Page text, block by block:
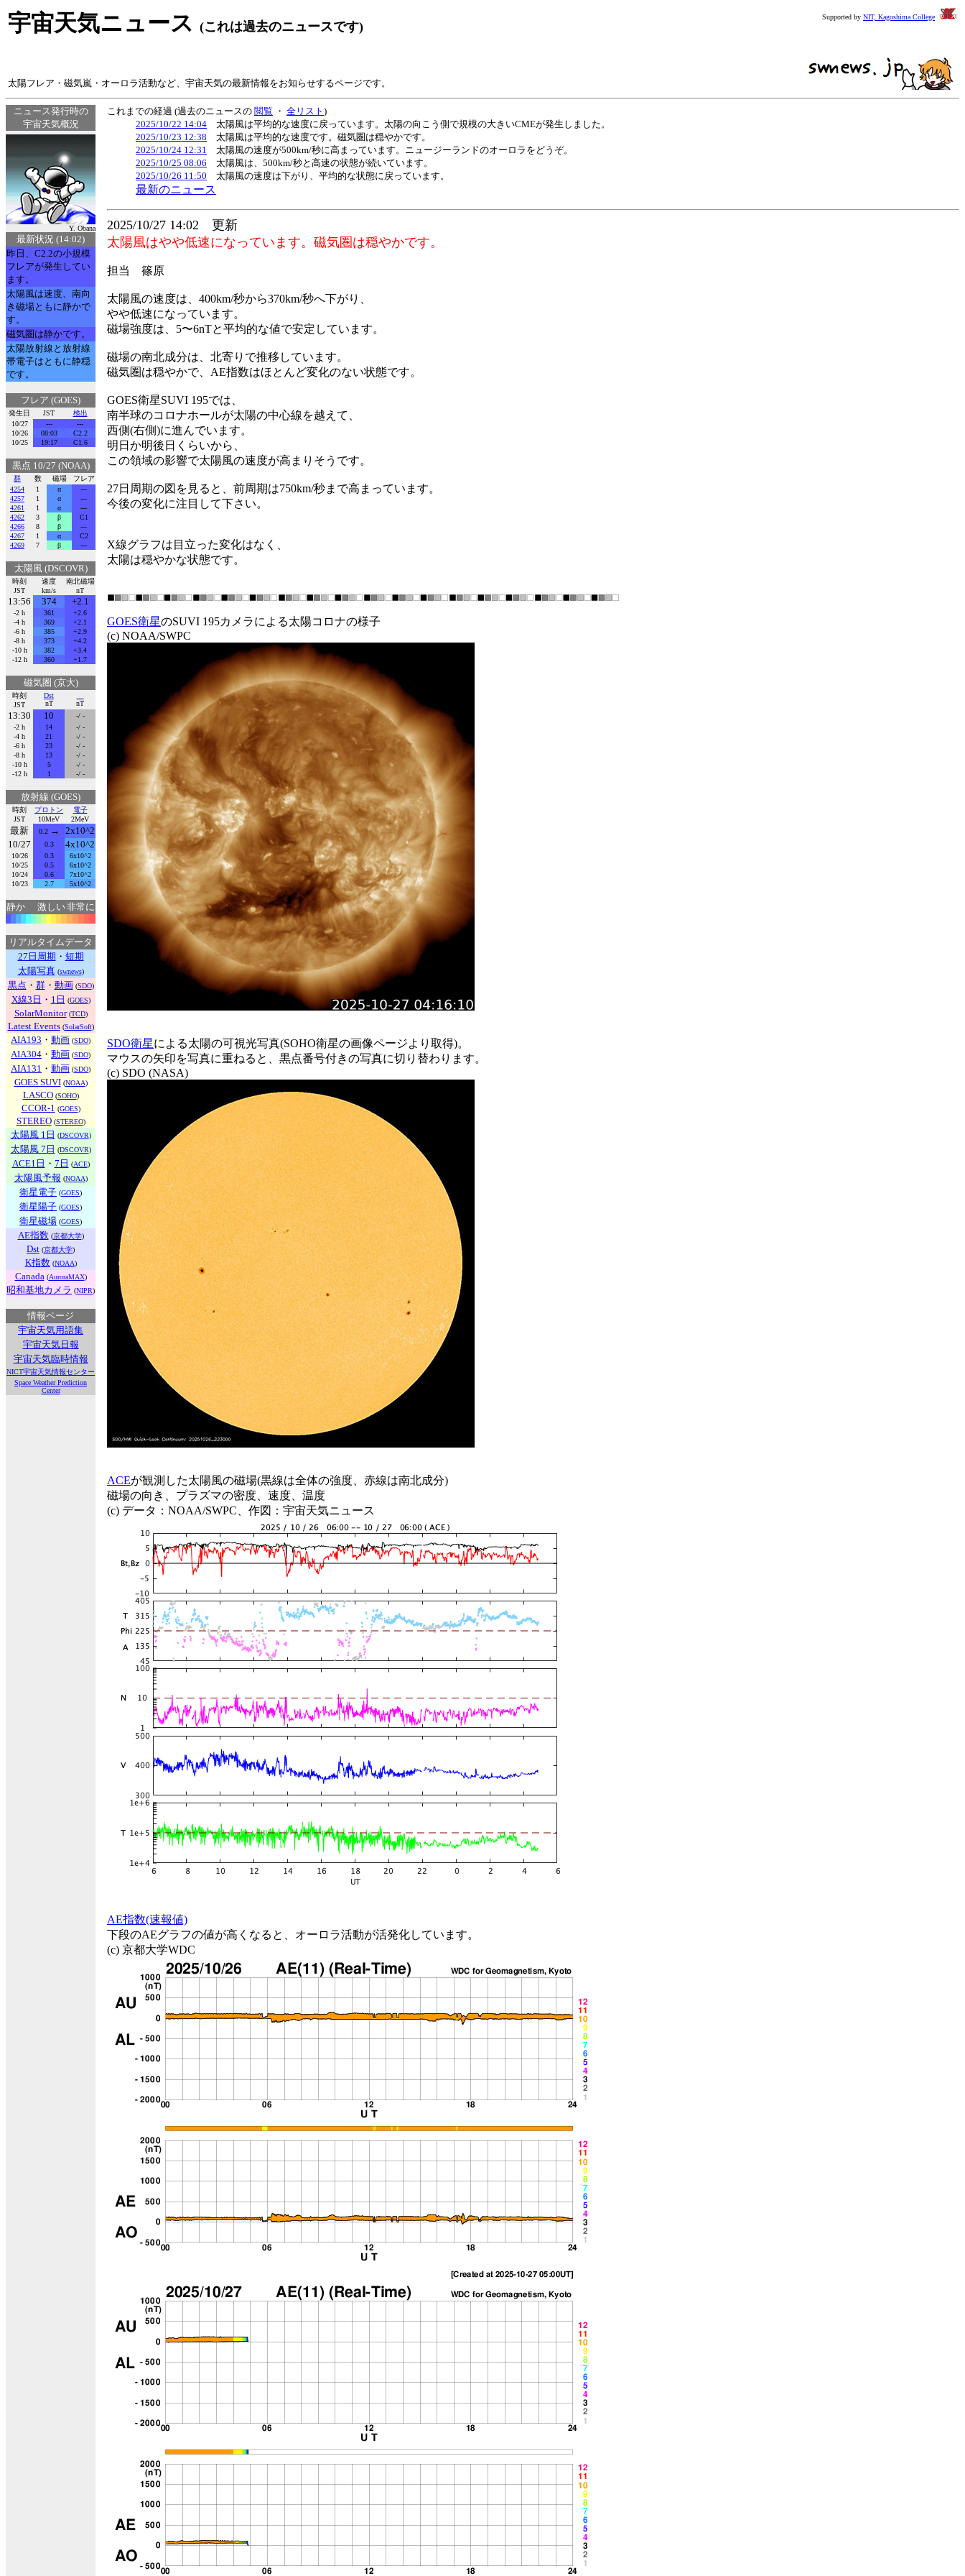
宇宙天気ニュース (これは過去のニュースです)
Supported by NIT, Kagoshima College
太陽フレア・磁気嵐・オーロラ活動など、宇宙天気の最新情報をお知らせするページです。
ニュース発行時の
宇宙天気概況
Y. Obana
最新状況 (14:02)
昨日、C2.2の小規模
フレアが発生してい
ます。
太陽風は速度、南向
き磁場ともに静かで
す。
磁気圏は静かです。
太陽放射線と放射線
帯電子はともに静穏
です。
フレア (GOES)
発生日 JST
検出
10/27
---
---
10/26
08:03
C2.2
10/25
19:17 C1.6
黒点 10/27 (NOAA)
群 数 磁場
フレア
4254
1 α
---
4257
1 α
---
4261
1 α
---
4262
3 β
C1
4266
8 β
---
4267
1 α
C2
4269
7 β ---
太陽風 (DSCOVR)
時刻
JST
速度
km/s
南北磁場
nT
13:56 374 +2.1
-2 h 361
+2.6
-4 h
369
+2.1
-6 h
385
+2.9
-8 h
373
+4.2
-10 h
382
+3.4
-12 h
360 +1.7
磁気圏 (京大)
時刻
JST
Dst
nT
nT
13:30 10
-/ -
-2 h
14
-/ -
-4 h
21
-/ -
-6 h
23
-/ -
-8 h
13
-/ -
-10 h
5
-/ -
-12 h
1 -/ -
放射線 (GOES)
時刻
JST
プロトン
10MeV
電子
2MeV
最新 0.2→
2x10^2
10/27
0.3 4x10^2
10/26 0.3
6x10^2
10/25
0.5
6x10^2
10/24
0.6
7x10^2
10/23
2.7 5x10^2
静か 激しい非常に
リアルタイムデータ
27日周期 ・ 短期
太陽写真(swnews)
黒点 ・ 群・ 動画 (SDO)
X線3日 ・ 1日 (GOES)
SolarMonitor(TCD)
Latest Events(SolarSoft)
AIA193 ・ 動画 (SDO)
AIA304 ・ 動画 (SDO)
AIA131 ・ 動画 (SDO)
GOES SUVI (NOAA)
LASCO(SOHO)
CCOR-1 (GOES)
STEREO(STEREO)
太陽風 1日 (DSCOVR)
太陽風 7日 (DSCOVR)
ACE1日 ・ 7日 (ACE)
太陽風予報 (NOAA)
衛星電子 (GOES)
衛星陽子 (GOES)
衛星磁場 (GOES)
AE指数(京都大学)
Dst (京都大学)
K指数(NOAA)
Canada (AuroraMAX)
昭和基地カメラ (NIPR)
情報ページ
宇宙天気用語集
宇宙天気日報
宇宙天気臨時情報
NICT宇宙天気情報センター
Space Weather Prediction
Center
これまでの経過 (過去のニュースの 閲覧 ・ 全リスト )
2025/10/22 14:04 太陽風は平均的な速度に戻っています。太陽の向こう側で規模の大きいCMEが発生しました。
2025/10/23 12:38 太陽風は平均的な速度です。磁気圏は穏やかです。
2025/10/24 12:31 太陽風の速度が500km/秒に高まっています。ニュージーランドのオーロラをどうぞ。
2025/10/25 08:06 太陽風は、500km/秒と高速の状態が続いています。
2025/10/26 11:50 太陽風の速度は下がり、平均的な状態に戻っています。
最新のニュース
2025/10/27 14:02 更新
太陽風はやや低速になっています。磁気圏は穏やかです。
担当 篠原
太陽風の速度は、400km/秒から370km/秒へ下がり、
やや低速になっています。
磁場強度は、5〜6nTと平均的な値で安定しています。
磁場の南北成分は、北寄りで推移しています。
磁気圏は穏やかで、AE指数はほとんど変化のない状態です。
GOES衛星SUVI 195では、
南半球のコロナホールが太陽の中心線を越えて、
西側(右側)に進んでいます。
明日か明後日くらいから、
この領域の影響で太陽風の速度が高まりそうです。
27日周期の図を見ると、前周期は750km/秒まで高まっています。
今後の変化に注目して下さい。
X線グラフは目立った変化はなく、
太陽は穏やかな状態です。
GOES衛星のSUVI 195カメラによる太陽コロナの様子
(c) NOAA/SWPC
SDO衛星による太陽の可視光写真(SOHO衛星の画像ページより取得)。
マウスの矢印を写真に重ねると、黒点番号付きの写真に切り替わります。
(c) SDO (NASA)
ACEが観測した太陽風の磁場(黒線は全体の強度、赤線は南北成分)
磁場の向き、プラズマの密度、速度、温度
(c) データ：NOAA/SWPC、作図：宇宙天気ニュース
AE指数(速報値)
下段のAEグラフの値が高くなると、オーロラ活動が活発化しています。
(c) 京都大学WDC